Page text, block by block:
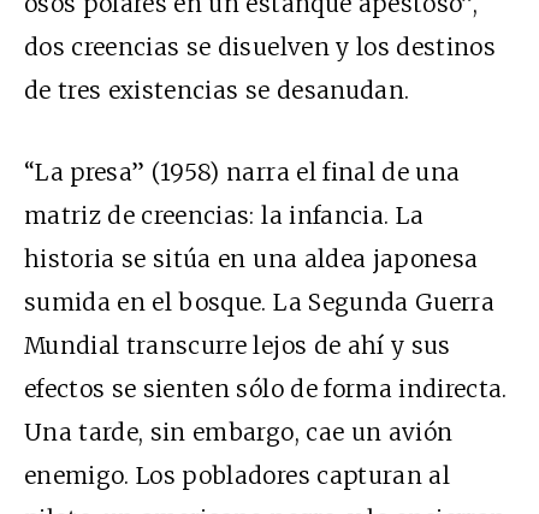
dos creencias se disuelven y los destinos
de tres existencias se desanudan.
“La presa” (1958) narra el final de una
matriz de creencias: la infancia. La
historia se sitúa en una aldea japonesa
sumida en el bosque. La Segunda Guerra
Mundial transcurre lejos de ahí y sus
efectos se sienten sólo de forma indirecta.
Una tarde, sin embargo, cae un avión
enemigo. Los pobladores capturan al